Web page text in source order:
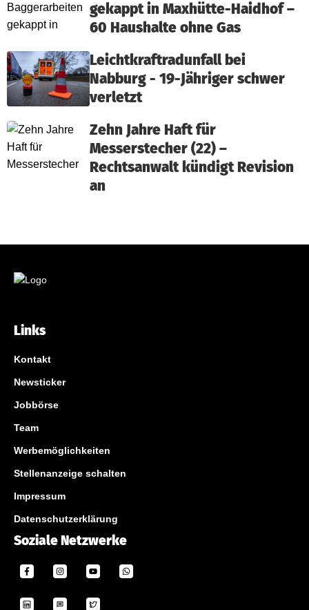
gekappt in Maxhütte-Haidhof –
60 Haushalte ohne Gas
Leichtkraftradunfall bei
Nabburg - 19-Jähriger schwer
verletzt
Zehn Jahre Haft für
Messerstecher (22) –
Rechtsanwalt kündigt Revision
an
Links
Kontakt
Newsticker
Jobbörse
Team
Werbemöglichkeiten
Stellenanzeige schalten
Impressum
Datenschutzerklärung
Soziale Netzwerke